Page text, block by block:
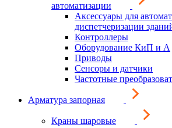
автоматизации
Аксессуары для
диспетчеризации
Контроллеры
Оборудование КиП и А
Приводы
Сенсоры и датчики
Частотные
Арматура запорная
Краны шаровые